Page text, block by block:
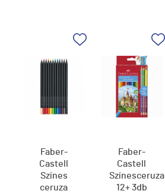
Faber-
Castell
Színes
ceruza
Faber-
Castell
Színesceruza
12+ 3db